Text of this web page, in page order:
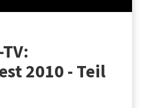
2010 - Teil